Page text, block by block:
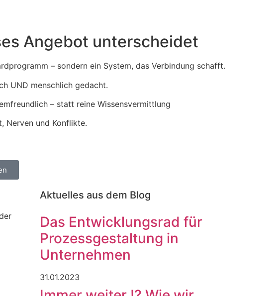
Angebot unterscheidet
– sondern ein System, das Verbindung schafft.
UND menschlich gedacht.
– statt reine Wissensvermittlung
Nerven und Konflikte.
Aktuelles aus dem Blog
Das Entwicklungsrad für
Prozessgestaltung in
Unternehmen
31.01.2023